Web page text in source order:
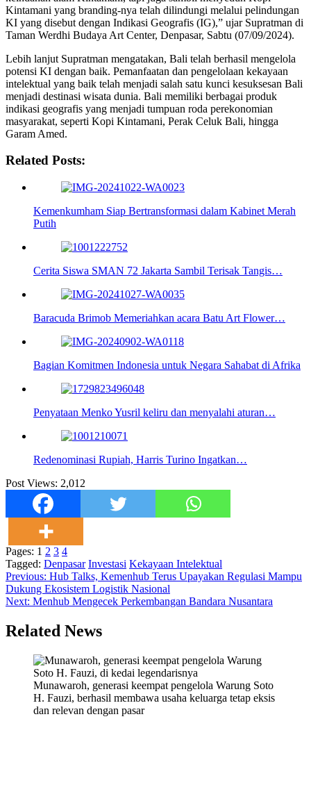
Kintamani yang branding-nya telah dilindungi melalui pelindungan
KI yang disebut dengan Indikasi Geografis (IG),” ujar Supratman di
Taman Werdhi Budaya Art Center, Denpasar, Sabtu (07/09/2024).
Lebih lanjut Supratman mengatakan, Bali telah berhasil mengelola
potensi KI dengan baik. Pemanfaatan dan pengelolaan kekayaan
intelektual yang baik telah menjadi salah satu kunci kesuksesan Bali
menjadi destinasi wisata dunia. Bali memiliki berbagai produk
indikasi geografis yang menjadi tumpuan roda perekonomian
masyarakat, seperti Kopi Kintamani, Perak Celuk Bali, hingga
Garam Amed.
Related Posts:
Kemenkumham Siap Bertransformasi dalam Kabinet Merah
Putih
Cerita Siswa SMAN 72 Jakarta Sambil Terisak Tangis…
Baracuda Brimob Memeriahkan acara Batu Art Flower…
Bagian Komitmen Indonesia untuk Negara Sahabat di Afrika
Penyataan Menko Yusril keliru dan menyalahi aturan…
Redenominasi Rupiah, Harris Turino Ingatkan…
Post Views: 2,012
Pages: 1 2 3 4
Tagged: Denpasar Investasi Kekayaan Intelektual
Navigasi
pos
Previous: Hub Talks, Kemenhub Terus Upayakan Regulasi Mampu
Dukung Ekosistem Logistik Nasional
Next: Menhub Mengecek Perkembangan Bandara Nusantara
Related News
Munawaroh, generasi keempat pengelola Warung Soto
H. Fauzi, berhasil membawa usaha keluarga tetap eksis
dan relevan dengan pasar